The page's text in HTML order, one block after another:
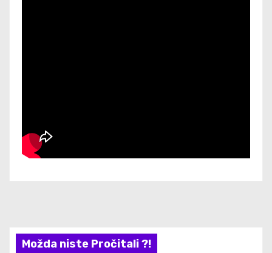
Možda niste Pročitali ?!